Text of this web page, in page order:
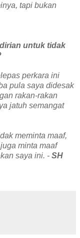
tapi bukan
untuk tidak
perkara ini
pula saya didesak
rakan-rakan
jatuh semangat
meminta maaf,
minta maaf
saya ini. - SH